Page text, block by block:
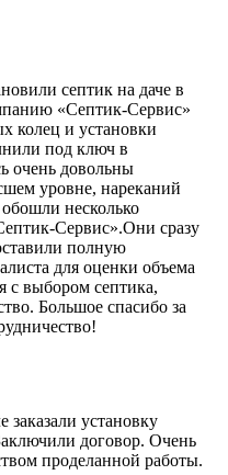
септик на даче в
«Септик-Сервис»
колец и установки
под ключ в
очень довольны
уровне, нареканий
несколько
Сервис».Они сразу
полную
для оценки объема
с выбором септика,
Большое спасибо за
установку
договор. Очень
проделанной работы.